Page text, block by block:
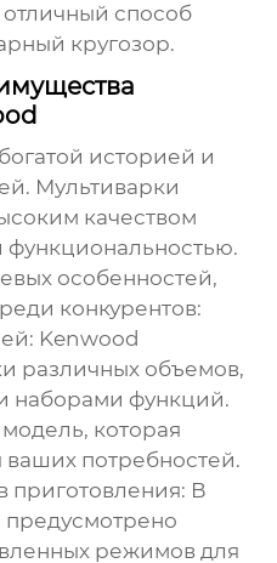
способ
кругозор.
историей и
Мультиварки
качеством
особенностей,
конкурентов:
Kenwood
различных объемов,
наборами функций.
которая
потребностей.
приготовления: В
предусмотрено
режимов для